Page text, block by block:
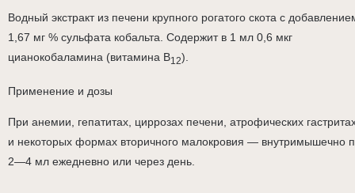
Водный экстракт из печени крупного рогатого скота с
1,67 мг % сульфата кобальта. Содержит в 1 мл 0,6 мкг
цианокобаламина (витамина В12).
Применение и дозы
При анемии, гепатитах, циррозах печени, атрофических
и некоторых формах вторичного малокровия — внутримышечно
2—4 мл ежедневно или через день.